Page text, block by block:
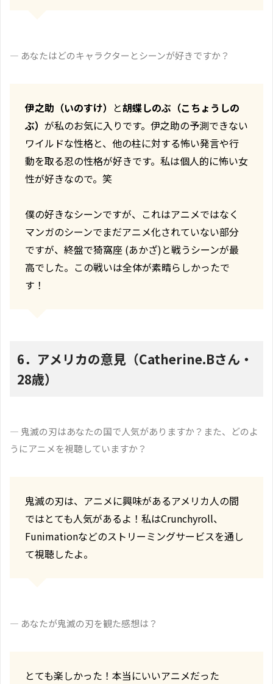
― あなたはどのキャラクターとシーンが好きですか？
伊之助（いのすけ） と胡蝶しのぶ（こちょうしの
ぶ） が私のお気に入りです。伊之助の予測できない
ワイルドな性格と、他の柱に対する怖い発言や行
動を取る忍の性格が好きです。私は個人的に怖い女
性が好きなので。笑
僕の好きなシーンですが、これはアニメではなく
マンガのシーンでまだアニメ化されていない部分
ですが、終盤で猗窩座 (あかざ)と戦うシーンが最
高でした。この戦いは全体が素晴らしかったで
す！
6．アメリカの意見（Catherine.Bさん・
28歳）
― 鬼滅の刃はあなたの国で人気がありますか？また、どのよ
うにアニメを視聴していますか？
鬼滅の刃は、アニメに興味があるアメリカ人の間
ではとても人気があるよ！私はCrunchyroll、
Funimationなどのストリーミングサービスを通し
て視聴したよ。
― あなたが鬼滅の刃を観た感想は？
とても楽しかった！本当にいいアニメだった